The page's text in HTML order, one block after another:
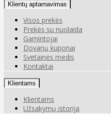
Klientų aptarnavimas
Visos prekės
Prekės su nuolaida
Gamintojai
Dovanų kuponai
Svetainės medis
Kontaktai
Klientams
Klientams
Užsakymų istorija